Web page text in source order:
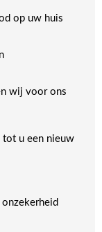
op uw huis
wij voor ons
u een nieuw